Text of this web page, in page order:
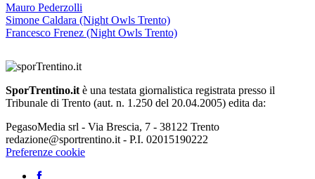
Mauro Pederzolli
Simone Caldara (Night Owls Trento)
Francesco Frenez (Night Owls Trento)
SporTrentino.it è una testata giornalistica registrata presso il
Tribunale di Trento (aut. n. 1.250 del 20.04.2005) edita da:
PegasoMedia srl - Via Brescia, 7 - 38122 Trento
redazione@sportrentino.it - P.I. 02015190222
Preferenze cookie